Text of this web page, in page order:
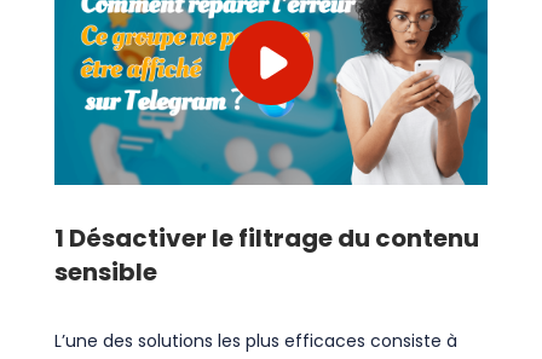
1 Désactiver le filtrage du contenu
sensible
L’une des solutions les plus efficaces consiste à